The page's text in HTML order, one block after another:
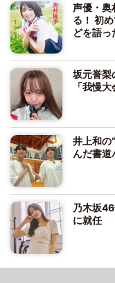
声優・奥
る！ 初
どを語
坂元誉梨
「我慢
井上和
んだ書
乃木坂
に就任